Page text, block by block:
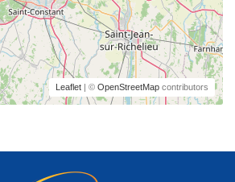
Leaflet | © OpenStreetMap contributors